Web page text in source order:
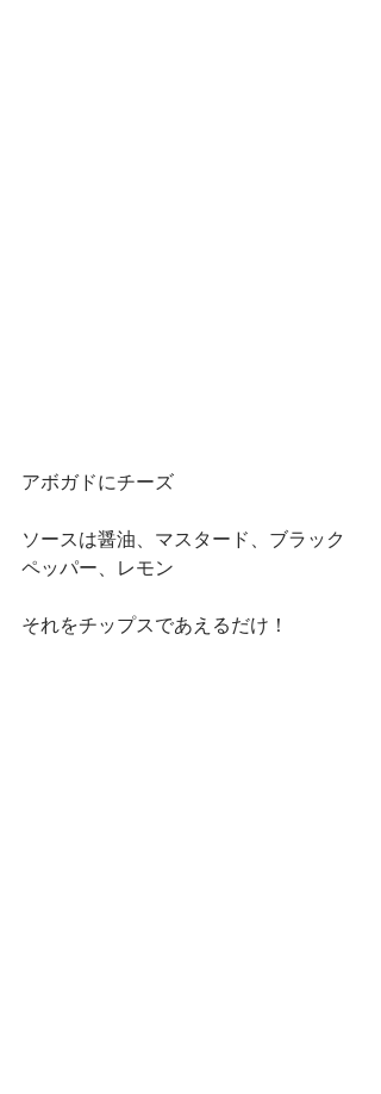
アボガドにチーズ
ソースは醤油、マスタード、ブラック
ペッパー、レモン
それをチップスであえるだけ！